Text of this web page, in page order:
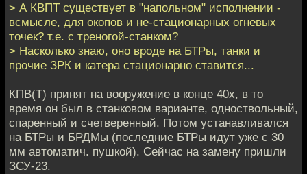
> А КВПТ существует в "напольном" исполнении -
всмысле, для окопов и не-стационарных огневых
точек? т.е. с треногой-станком?
> Насколько знаю, оно вроде на БТРы, танки и
прочие ЗРК и катера стационарно ставится...
КПВ(Т) принят на вооружение в конце 40х, в то
время он был в станковом варианте, одноствольный,
спаренный и счетверенный. Потом устанавливался
на БТРы и БРДМы (последние БТРы идут уже с 30
мм автоматич. пушкой). Сейчас на замену пришли
ЗСУ-23.